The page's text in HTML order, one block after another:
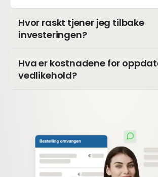
Hvor raskt tjener jeg tilbake
investeringen?
Hva er kostnadene for
vedlikehold?